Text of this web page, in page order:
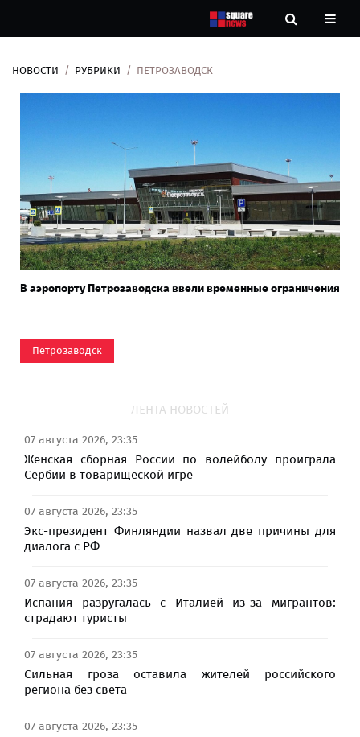
О
нас
НОВОСТИ РУБРИКИ ПЕТРОЗАВОДСК
В аэропорту Петрозаводска ввели временные ограничения
Петрозаводск
ЛЕНТА НОВОСТЕЙ
07 августа 2026, 23:35
Женская сборная России по волейболу проиграла
Сербии в товарищеской игре
07 августа 2026, 23:35
Экс-президент Финляндии назвал две причины для
диалога с РФ
07 августа 2026, 23:35
Испания разругалась с Италией из-за мигрантов:
страдают туристы
07 августа 2026, 23:35
Сильная гроза оставила жителей российского
региона без света
07 августа 2026, 23:35